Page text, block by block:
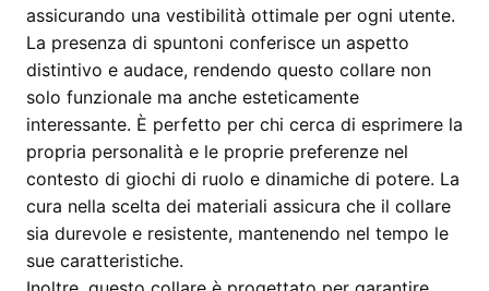
assicurando una vestibilità ottimale per ogni utente.
La presenza di spuntoni conferisce un aspetto
distintivo e audace, rendendo questo collare non
solo funzionale ma anche esteticamente
interessante. È perfetto per chi cerca di esprimere la
propria personalità e le proprie preferenze nel
contesto di giochi di ruolo e dinamiche di potere. La
cura nella scelta dei materiali assicura che il collare
sia durevole e resistente, mantenendo nel tempo le
sue caratteristiche.